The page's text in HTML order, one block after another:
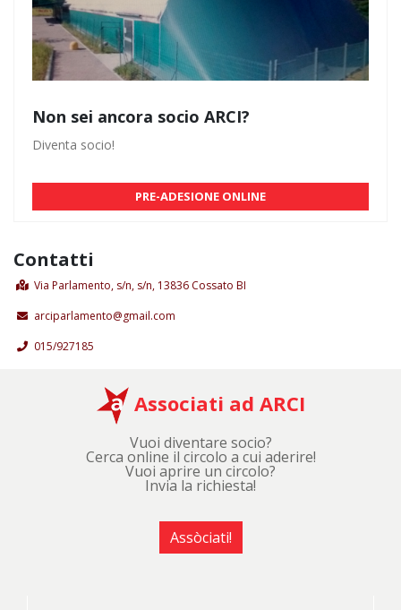
Non sei ancora socio ARCI?
Diventa socio!
PRE-ADESIONE ONLINE
Contatti
Via Parlamento, s/n, s/n, 13836 Cossato BI
arciparlamento@gmail.com
015/927185
Associati ad ARCI
Vuoi diventare socio?
Cerca online il circolo a cui aderire!
Vuoi aprire un circolo?
Invia la richiesta!
Assòciati!